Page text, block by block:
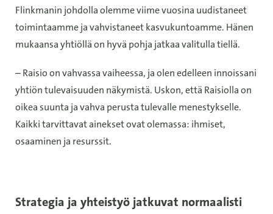
Flinkmanin johdolla olemme viime vuosina uudistaneet
toimintaamme ja vahvistaneet kasvukuntoamme. Hänen
mukaansa yhtiöllä on hyvä pohja jatkaa valitulla tiellä.
– Raisio on vahvassa vaiheessa, ja olen edelleen innoissani
yhtiön tulevaisuuden näkymistä. Uskon, että Raisiolla on
oikea suunta ja vahva perusta tulevalle menestykselle.
Kaikki tarvittavat ainekset ovat olemassa: ihmiset,
osaaminen ja resurssit.
Strategia ja yhteistyö jatkuvat normaalisti